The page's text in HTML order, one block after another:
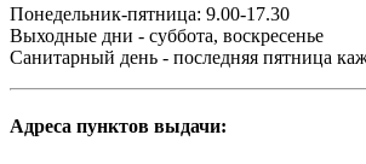
Понедельник-пятница: 9.00-17.30
Выходные дни - суббота, воскресенье
Санитарный день - последняя пятница
Адреса пунктов выдачи: